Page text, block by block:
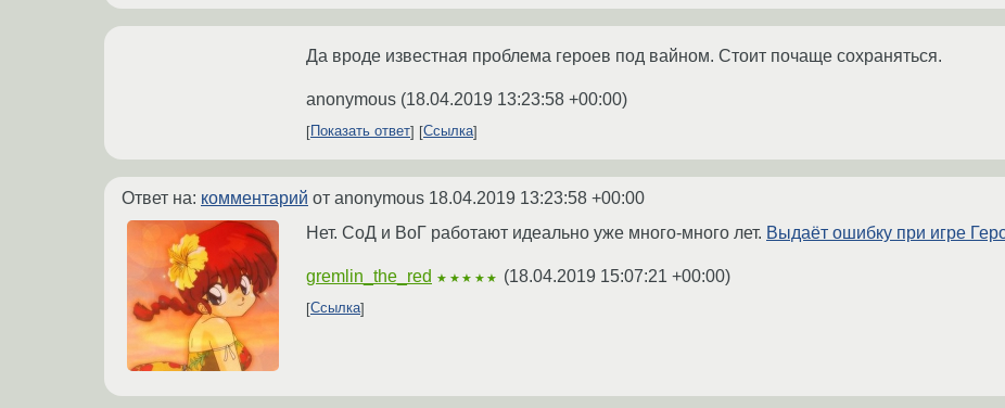
Да вроде известная проблема героев под вайном. Стоит почаще сохраняться.
anonymous (18.04.2019 13:23:58 +00:00)
Показать ответ Ссылка
Ответ на: комментарий от anonymous 18.04.2019 13:23:58 +00:00
Нет. СоД и ВоГ работают идеально уже много-много лет. Выдаёт ошибку при игре
gremlin_the_red ★★★★★ (18.04.2019 15:07:21 +00:00)
Ссылка